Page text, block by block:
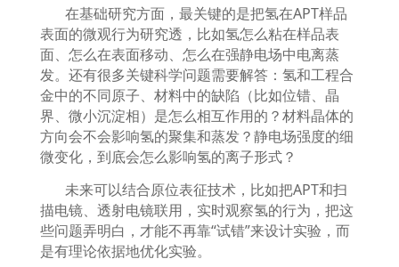
在基础研究方面，最关键的是把氢在APT样品
表面的微观行为研究透，比如氢怎么粘在样品表
面、怎么在表面移动、怎么在强静电场中电离蒸
发。还有很多关键科学问题需要解答：氢和工程合
金中的不同原子、材料中的缺陷（比如位错、晶
界、微小沉淀相）是怎么相互作用的？材料晶体的
方向会不会影响氢的聚集和蒸发？静电场强度的细
微变化，到底会怎么影响氢的离子形式？
未来可以结合原位表征技术，比如把APT和扫
描电镜、透射电镜联用，实时观察氢的行为，把这
些问题弄明白，才能不再靠“试错”来设计实验，而
是有理论依据地优化实验。